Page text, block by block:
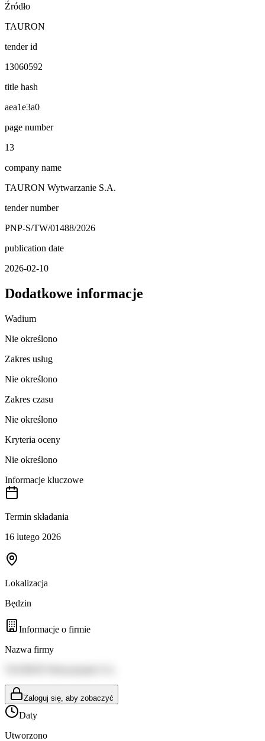
Źródło
TAURON
tender id
13060592
title hash
aea1e3a0
page number
13
company name
TAURON Wytwarzanie S.A.
tender number
PNP-S/TW/01488/2026
publication date
2026-02-10
Dodatkowe informacje
Wadium
Nie określono
Zakres usług
Nie określono
Zakres czasu
Nie określono
Kryteria oceny
Nie określono
Informacje kluczowe
Termin składania
16 lutego 2026
Lokalizacja
Będzin
Informacje o firmie
Nazwa firmy
Zaloguj się, aby zobaczyć
Daty
Utworzono